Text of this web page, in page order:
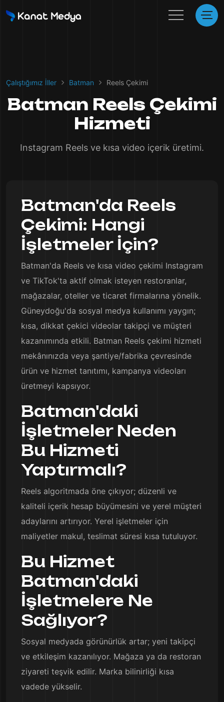
Çalıştığımız İller Batman Reels Çekimi
Batman Reels Çekimi
Hizmeti
Instagram Reels ve kısa video içerik üretimi.
Batman'da Reels
Çekimi: Hangi
İşletmeler İçin?
Batman'da Reels ve kısa video çekimi Instagram
ve TikTok'ta aktif olmak isteyen restoranlar,
mağazalar, oteller ve ticaret firmalarına yönelik.
Güneydoğu'da sosyal medya kullanımı yaygın;
kısa, dikkat çekici videolar takipçi ve müşteri
kazanımında etkili. Batman Reels çekimi hizmeti
mekânınızda veya şantiye/fabrika çevresinde
ürün ve hizmet tanıtımı, kampanya videoları
üretmeyi kapsıyor.
Batman'daki
İşletmeler Neden
Bu Hizmeti
Yaptırmalı?
Reels algoritmada öne çıkıyor; düzenli ve
kaliteli içerik hesap büyümesini ve yerel müşteri
adaylarını artırıyor. Yerel işletmeler için
maliyetler makul, teslimat süresi kısa tutuluyor.
Bu Hizmet
Batman'daki
İşletmelere Ne
Sağlıyor?
Sosyal medyada görünürlük artar; yeni takipçi
ve etkileşim kazanılıyor. Mağaza ya da restoran
ziyareti teşvik edilir. Marka bilinirliği kısa
vadede yükselir.